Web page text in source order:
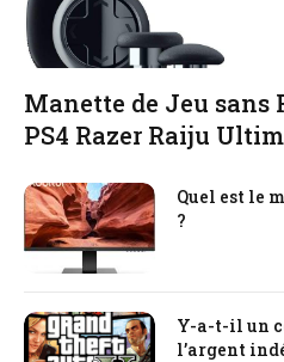
Manette de Jeu
PS4 Razer Raiju
Quel est le
?
Y-a-t-il un
l’argent